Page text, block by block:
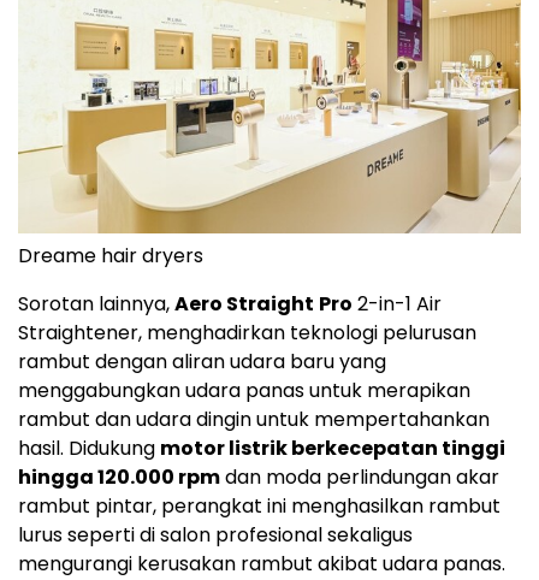
Dreame hair dryers
Sorotan lainnya,Aero Straight Pro 2-in-1 Air
Straightener, menghadirkan teknologi pelurusan
rambut dengan aliran udara baru yang
menggabungkan udara panas untuk merapikan
rambut dan udara dingin untuk mempertahankan
hasil. Didukung motor listrik berkecepatan tinggi
hingga 120.000 rpmdan moda perlindungan akar
rambut pintar, perangkat ini menghasilkan rambut
lurus seperti di salon profesional sekaligus
mengurangi kerusakan rambut akibat udara panas.